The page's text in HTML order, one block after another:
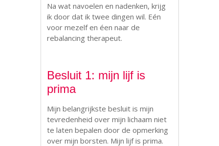
Na wat navoelen en nadenken, krijg
ik door dat ik twee dingen wil. Eén
voor mezelf en éen naar de
rebalancing therapeut.
Besluit 1: mijn lijf is
prima
Mijn belangrijkste besluit is mijn
tevredenheid over mijn lichaam niet
te laten bepalen door de opmerking
over mijn borsten. Mijn lijf is prima.